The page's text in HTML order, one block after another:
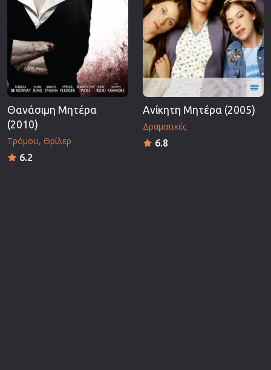
Θανάσιμη Μητέρα
(2010)
Τρόμου Θρίλερ
6.2
Ανίκητη Μητέρα (2005)
Δραματικές
6.8